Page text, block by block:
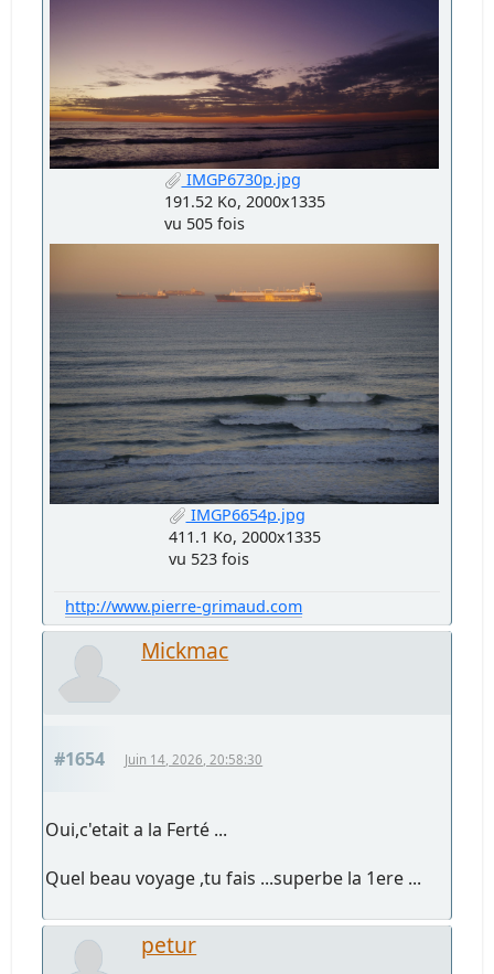
IMGP6730p.jpg
191.52 Ko, 2000x1335
vu 505 fois
IMGP6654p.jpg
411.1 Ko, 2000x1335
vu 523 fois
http://www.pierre-grimaud.com
Mickmac
#1654 Juin 14, 2026, 20:58:30
Oui,c'etait a la Ferté ...
Quel beau voyage ,tu fais ...superbe la 1ere ...
petur